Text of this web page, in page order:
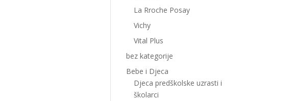
La Rroche Posay
Vichy
Vital Plus
bez kategorije
Bebe i Djeca
Djeca predškolske uzrasti i
školarci